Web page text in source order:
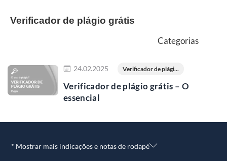
Verificador de plágio grátis
Categorias
24.02.2025 Verificador de plági...
Verificador de plágio grátis – O
essencial
* Mostrar mais indicações e notas de rodapé